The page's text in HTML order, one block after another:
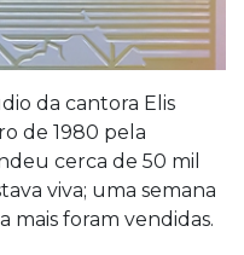
da cantora Elis
de 1980 pela
cerca de 50 mil
viva; uma semana
mais foram vendidas.